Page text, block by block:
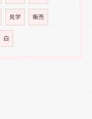
見学 販売
白